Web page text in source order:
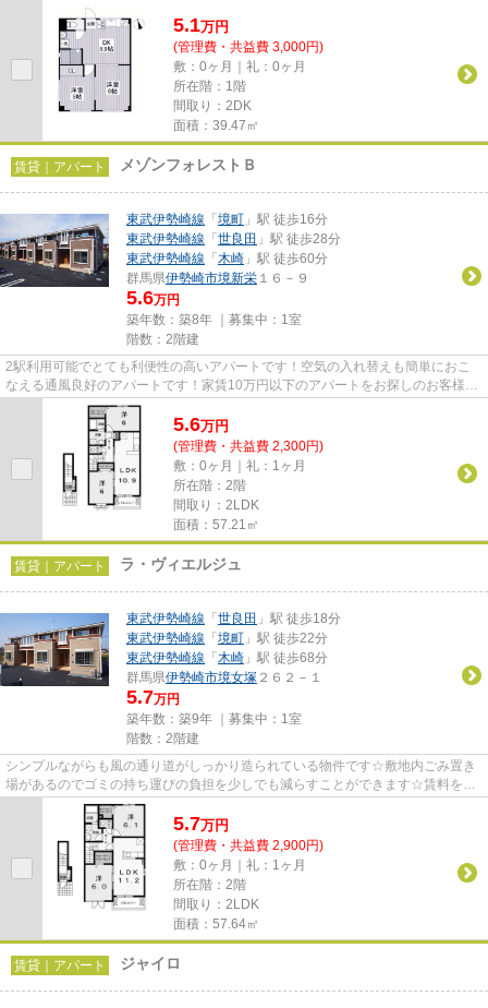
望のお客様、ぜひお問い合わ...
5.1万円
(管理費・共益費 3,000円)
敷：0ヶ月｜礼：0ヶ月
所在階：1階
間取り：2DK
面積：39.47㎡
賃貸｜アパート メゾンフォレストＢ
東武伊勢崎線 「 境町 」駅 徒歩16分
東武伊勢崎線 「 世良田 」駅 徒歩28分
東武伊勢崎線 「 木崎 」駅 徒歩60分
群馬県伊勢崎市境新栄 １６－９
5.6万円
築年数：築8年 ｜募集中： 1室
階数：2階建
2駅利用可能でとても利便性の高いアパートです！空気の入れ替えも簡単におこ
なえる通風良好のアパートです！家賃10万円以下のアパートをお探しのお客様に
おすすめです！気になるイチオ...
5.6万円
(管理費・共益費 2,300円)
敷：0ヶ月｜礼：1ヶ月
所在階：2階
間取り：2LDK
面積：57.21㎡
賃貸｜アパート ラ・ヴィエルジュ
東武伊勢崎線 「 世良田 」駅 徒歩18分
東武伊勢崎線 「 境町 」駅 徒歩22分
東武伊勢崎線 「 木崎 」駅 徒歩68分
群馬県伊勢崎市境女塚 ２６２－１
5.7万円
築年数：築9年 ｜募集中： 1室
階数：2階建
シンプルながらも風の通り道がしっかり造られている物件です☆敷地内ごみ置き
場があるのでゴミの持ち運びの負担を少しでも減らすことができます☆賃料を10
万円以下に抑えたい方におすす...
5.7万円
(管理費・共益費 2,900円)
敷：0ヶ月｜礼：1ヶ月
所在階：2階
間取り：2LDK
面積：57.64㎡
賃貸｜アパート ジャイロ